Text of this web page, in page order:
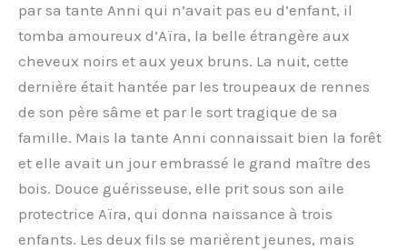
par sa tante Anni qui n’avait pas eu d’enfant, il
tomba amoureux d’Aïra, la belle étrangère aux
cheveux noirs et aux yeux bruns. La nuit, cette
dernière était hantée par les troupeaux de rennes
de son père sâme et par le sort tragique de sa
famille. Mais la tante Anni connaissait bien la forêt
et elle avait un jour embrassé le grand maître des
bois. Douce guérisseuse, elle prit sous son aile
protectrice Aïra, qui donna naissance à trois
enfants. Les deux fils se marièrent jeunes, mais